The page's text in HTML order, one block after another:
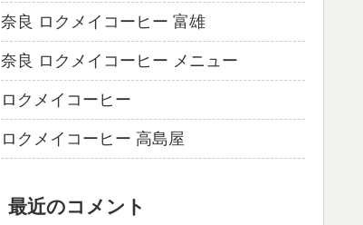
奈良 ロクメイコーヒー 富雄
奈良 ロクメイコーヒー メニュー
ロクメイコーヒー
ロクメイコーヒー 高島屋
最近のコメント